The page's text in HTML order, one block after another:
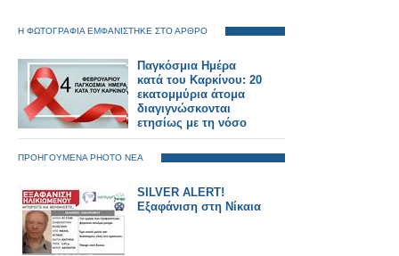
Η ΦΩΤΟΓΡΑΦΙΑ ΕΜΦΑΝΙΣΤΗΚΕ ΣΤΟ ΑΡΘΡΟ
Παγκόσμια Ημέρα
κατά του Καρκίνου: 20
εκατομμύρια άτομα
διαγιγνώσκονται
ετησίως με τη νόσο
ΠΡΟΗΓΟΥΜΕΝΑ PHOTO ΝΕΑ
SILVER ALERT!
Εξαφάνιση στη Νίκαια